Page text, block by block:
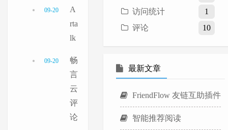
A
rta
lk
09-20
畅
言
云
评
论
09-20
访问统计
1
评论
10
最新文章
FriendFlow 友链互助插件
智能推荐阅读